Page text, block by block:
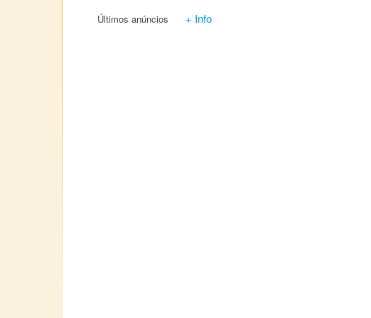
Últimos anúncios + Info